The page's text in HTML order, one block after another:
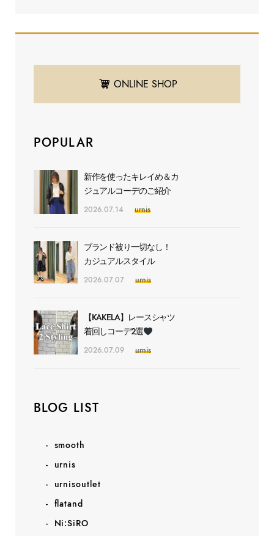
ONLINE SHOP
POPULAR
新作を使ったキレイめ＆カ
ジュアルコーデのご紹介
2026.07.14 urnis
ブランド被り一切なし！
カジュアルスタイル
2026.07.07 urnis
【KAKELA】レースシャツ
着回しコーデ2選
2026.07.09 urnis
BLOG LIST
smooth
urnis
urnisoutlet
flatand
Ni:SiRO